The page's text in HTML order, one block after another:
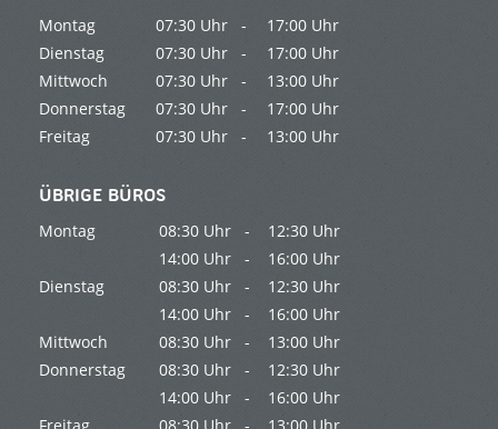
Montag 07:30 Uhr -
17:00 Uhr
Dienstag
07:30 Uhr -
17:00 Uhr
Mittwoch
07:30 Uhr -
13:00 Uhr
Donnerstag
07:30 Uhr -
17:00 Uhr
Freitag
07:30 Uhr - 13:00 Uhr
ÜBRIGE BÜROS
Montag 08:30 Uhr -
12:30 Uhr
14:00 Uhr -
16:00 Uhr
Dienstag
08:30 Uhr -
12:30 Uhr
14:00 Uhr -
16:00 Uhr
Mittwoch
08:30 Uhr -
13:00 Uhr
Donnerstag
08:30 Uhr -
12:30 Uhr
14:00 Uhr -
16:00 Uhr